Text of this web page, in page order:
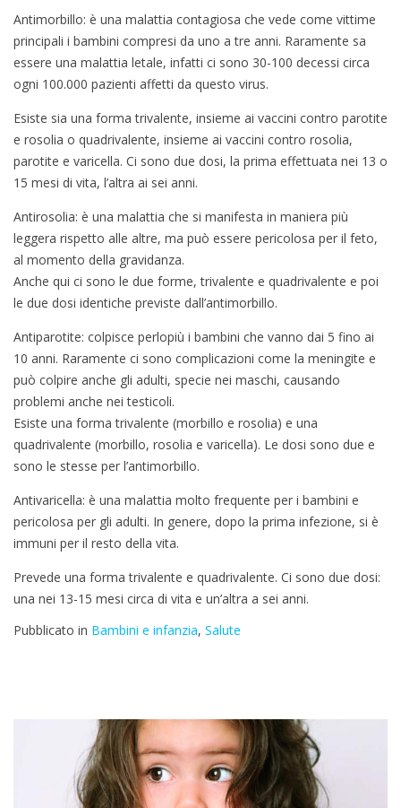
Antimorbillo: è una malattia contagiosa che vede come vittime
principali i bambini compresi da uno a tre anni. Raramente sa
essere una malattia letale, infatti ci sono 30-100 decessi circa
ogni 100.000 pazienti affetti da questo virus.
Esiste sia una forma trivalente, insieme ai vaccini contro parotite
e rosolia o quadrivalente, insieme ai vaccini contro rosolia,
parotite e varicella. Ci sono due dosi, la prima effettuata nei 13 o
15 mesi di vita, l’altra ai sei anni.
Antirosolia: è una malattia che si manifesta in maniera più
leggera rispetto alle altre, ma può essere pericolosa per il feto,
al momento della gravidanza.
Anche qui ci sono le due forme, trivalente e quadrivalente e poi
le due dosi identiche previste dall’antimorbillo.
Antiparotite: colpisce perlopiù i bambini che vanno dai 5 fino ai
10 anni. Raramente ci sono complicazioni come la meningite e
può colpire anche gli adulti, specie nei maschi, causando
problemi anche nei testicoli.
Esiste una forma trivalente (morbillo e rosolia) e una
quadrivalente (morbillo, rosolia e varicella). Le dosi sono due e
sono le stesse per l’antimorbillo.
Antivaricella: è una malattia molto frequente per i bambini e
pericolosa per gli adulti. In genere, dopo la prima infezione, si è
immuni per il resto della vita.
Prevede una forma trivalente e quadrivalente. Ci sono due dosi:
una nei 13-15 mesi circa di vita e un’altra a sei anni.
Pubblicato in Bambini e infanzia, Salute